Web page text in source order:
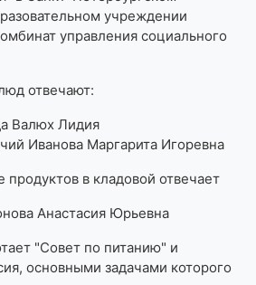
учреждении
управления социального
отвечают:
Валюх Лидия
Иванова Маргарита Игоревна
в кладовой отвечает
Анастасия Юрьевна
"Совет по питанию" и
основными задачами которого